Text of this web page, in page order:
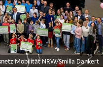
Mobilität NRW/Smilla Dankert